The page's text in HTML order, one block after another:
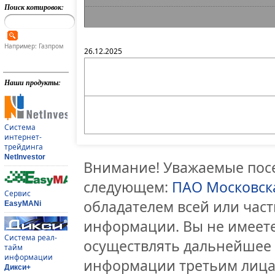
Поиск котировок:
Например: Газпром
Наши продукты:
Система
интернет-
трейдинга
NetInvestor
Сервис
EasyMANi
Система реал-
тайм
информации
Дикси+
26.12.2025
Внимание! Уважаемые
следующем: ПАО
обладателем всей или
информации. Вы не
осуществлять
информации третьим